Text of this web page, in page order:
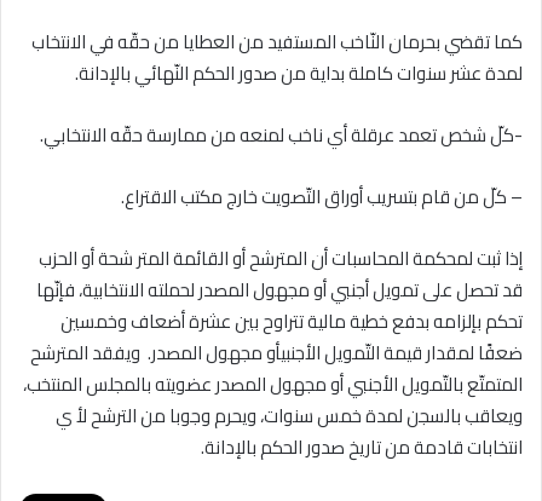
كما تقضي بحرمان النّاخب المستفيد من العطايا من حقّه في الانتخاب
لمدة عشر سنوات كاملة بداية من صدور الحكم النّهائي بالإدانة.
-كلّ شخص تعمد عرقلة أي ناخب لمنعه من ممارسة حقّه الانتخابي.
– كلّ من قام بتسريب أوراق التّصويت خارج مكتب الاقتراع.
إذا ثبت لمحكمة المحاسبات أن المترشح أو القائمة المتر شحة أو الحزب
قد تحصل على تمويل أجنبي أو مجهول المصدر لحملته الانتخابية، فإنّها
تحكم بإلزامه بدفع خطية مالية تتراوح بين عشرة أضعاف وخمسين
ضعفًا لمقدار قيمة التّمويل الأجنبيأو مجهول المصدر. ويفقد المترشح
المتمتّع بالتّمويل الأجنبي أو مجهول المصدر عضويته بالمجلس المنتخب،
ويعاقب بالسجن لمدة خمس سنوات، ويحرم وجوبا من الترشح لأ ي
انتخابات قادمة من تاريخ صدور الحكم بالإدانة.